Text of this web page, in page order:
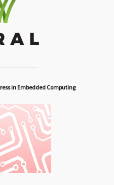
in Embedded Computing